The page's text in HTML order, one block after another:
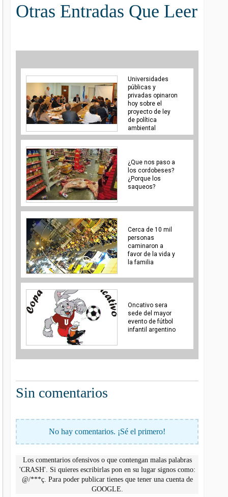
Otras Entradas Que Leer
Universidades
públicas y
privadas opinaron
hoy sobre el
proyecto de ley
de política
¿Que nos paso a
los cordobeses?
¿Porque los
saqueos?
Cerca de 10 mil
personas
caminaron a
favor de la vida y
la familia
Oncativo sera
sede del mayor
evento de fútbol
infantil argentino
Sin comentarios
No hay comentarios. ¡Sé el primero!
Los comentarios ofensivos o que contengan malas palabras
'CRASH'. Si quieres escribirlas pon en su lugar signos como:
@/***ç. Para poder publicar tienes que tener una cuenta de
GOOGLE.